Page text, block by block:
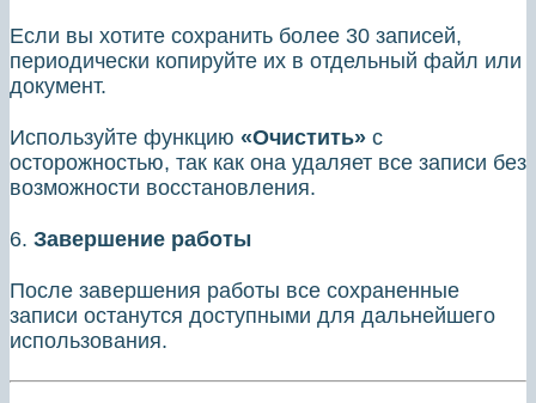
Если вы хотите сохранить более 30 записей,
периодически копируйте их в отдельный файл или
документ.
Используйте функцию «Очистить» с
осторожностью, так как она удаляет все записи без
возможности восстановления.
6. Завершение работы
После завершения работы все сохраненные
записи останутся доступными для дальнейшего
использования.